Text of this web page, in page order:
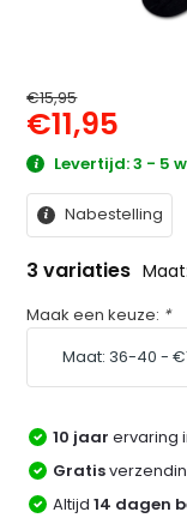
€15,95
€11,95
Levertijd: 3 - 5
Nabestelling
3 variaties
Maak een keuze: *
10 jaar ervaring
Gratis
Altijd14 dagen